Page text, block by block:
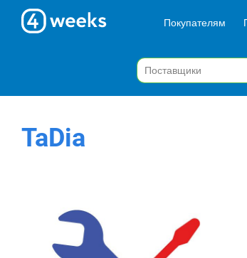
Покупателям
TaDia